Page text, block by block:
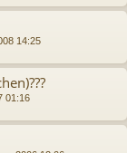
14:25
01:16